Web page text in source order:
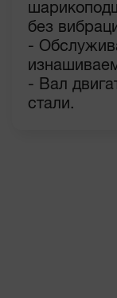
без
-
- Вал
стали.